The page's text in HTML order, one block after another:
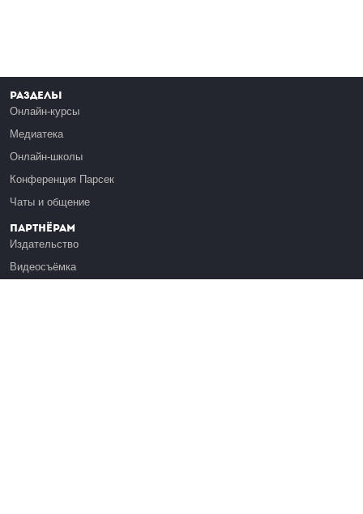
Разделы
Онлайн-курсы
Медиатека
Онлайн-школы
Конференция Парсек
Чаты и общение
Партнёрам
Издательство
Видеосъёмка